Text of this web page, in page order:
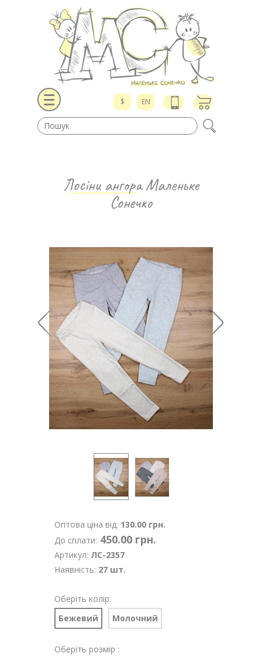
EN
$
Лосіни ангора Маленьке
Сонечко
Оптова ціна від: 130.00 грн.
До сплати: 450.00 грн.
Артикул: ЛС-2357
Наявність: 27 шт.
Оберіть колір:
Бежевий
Молочний
Оберіть розмір :